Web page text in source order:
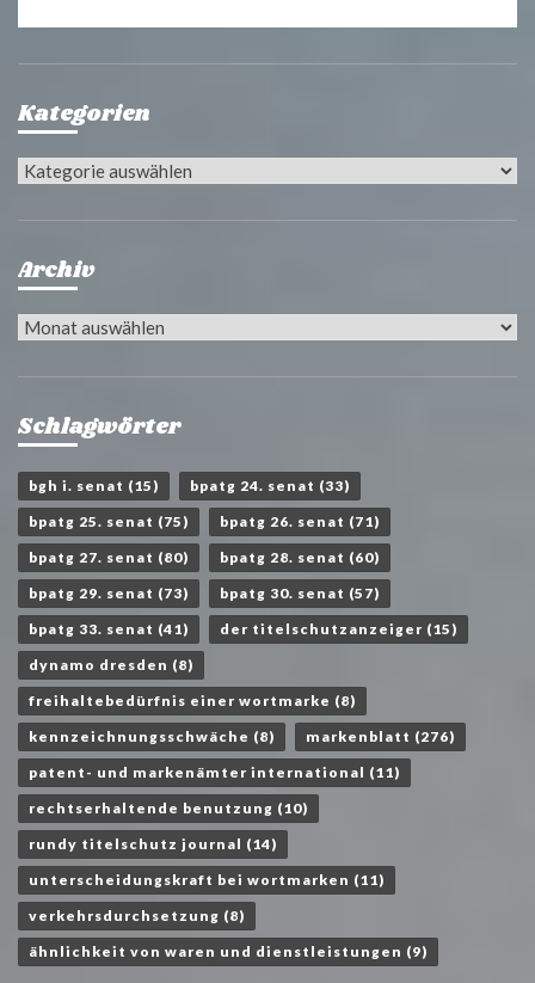
Kategorien
Kategorien
Archiv
Archiv
Schlagwörter
bgh i. senat (15) bpatg 24. senat (33)
bpatg 25. senat (75) bpatg 26. senat (71)
bpatg 27. senat (80) bpatg 28. senat (60)
bpatg 29. senat (73) bpatg 30. senat (57)
bpatg 33. senat (41) der titelschutzanzeiger (15)
dynamo dresden (8)
freihaltebedürfnis einer wortmarke (8)
kennzeichnungsschwäche (8) markenblatt (276)
patent- und markenämter international (11)
rechtserhaltende benutzung (10)
rundy titelschutz journal (14)
unterscheidungskraft bei wortmarken (11)
verkehrsdurchsetzung (8)
ähnlichkeit von waren und dienstleistungen (9)